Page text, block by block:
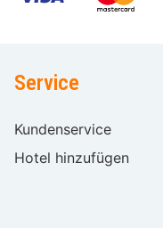
Service
Kundenservice
Hotel hinzufügen